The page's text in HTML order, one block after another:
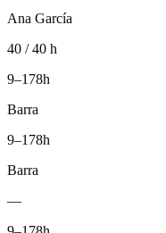
Ana García
40 / 40 h
9–178h
Barra
9–178h
Barra
—